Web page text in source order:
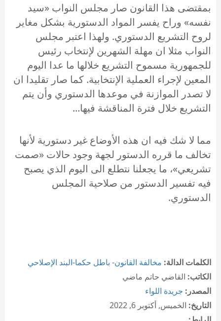
بمقتضى هذا القانون صار مجلس النواب «سيد
نفسه» وراح يفسر المواد الدستورية بشكل مغاير
لروح التشريع الدستوري. ولهذا اعتبر مجلس
النواب مثلا ان مهلة الشهرين لإنتخاب رئيس
للجمهورية مسموح التشريع خلالها ما عدا اليوم
المعين لإجراء العملية الإنتخابية. كما صار تقليدا ان
لا تصدر الموازنة في موعدها الدستوري وأن يتم
التشريع خلال فترة المناقشة فيها...
مما لا شك فيه ان هذه الأوضاع غير دستورية لأنها
تخالف ما قرره الدستور لجهة وجود حالات «صمت
تشريعي»، ما يجعلنا نتطلع الى اليوم الذي يصبح
فيه تفسير الدستور من صلاحية المجلس
الدستوري.
الكلمات الدالة: مخالفة القانون- باطل حكما-البند الإصلاحي
الكاتب: القاضي حاتم ماضي
المصدر: جريدة اللواء
التاريخ: الخميس, أكتوبر 6, 2022